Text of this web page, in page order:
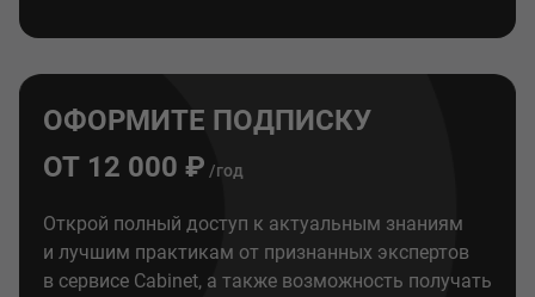
ОФОРМИТЕ ПОДПИСКУ
ОТ 12 000 ₽ /год
Открой полный доступ к актуальным знаниям
и лучшим практикам от признанных экспертов
в сервисе Cabinet, а также возможность получать